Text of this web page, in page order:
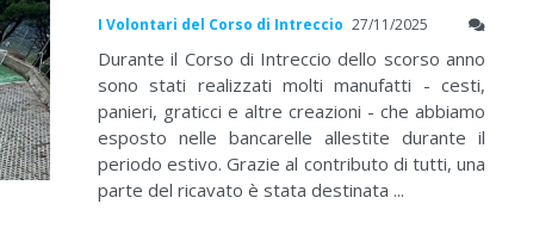
I Volontari del Corso di Intreccio 27/11/2025
Durante il Corso di Intreccio dello scorso anno
sono stati realizzati molti manufatti - cesti,
panieri, graticci e altre creazioni - che abbiamo
esposto nelle bancarelle allestite durante il
periodo estivo. Grazie al contributo di tutti, una
parte del ricavato è stata destinata ...